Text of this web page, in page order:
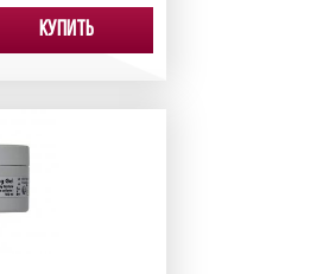
Купить